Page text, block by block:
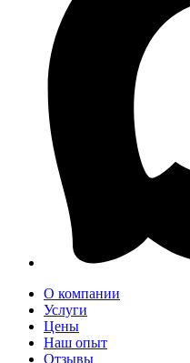
О компании
Услуги
Цены
Наш опыт
Отзывы